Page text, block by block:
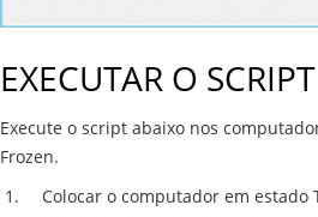
EXECUTAR O SCRIPT
Execute o script abaixo nos
Frozen.
Colocar o computador em estado